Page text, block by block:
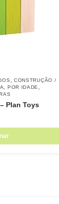
CONSTRUÇÃO /
POR IDADE
Plan Toys